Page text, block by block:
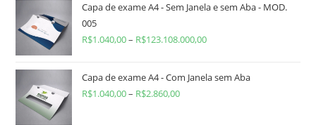
Capa de exame A4 - Sem Janela e sem Aba - MOD.
005
R$1.040,00– R$123.108.000,00
Capa de exame A4 - Com Janela sem Aba
R$1.040,00– R$2.860,00